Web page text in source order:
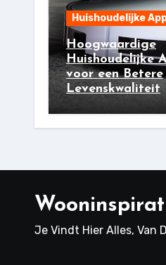
Huishoudelijke
Hoogwaardige
Huishoudelijke
voor een Betere
Levenskwaliteit
Je Vindt Hier Alles, Van